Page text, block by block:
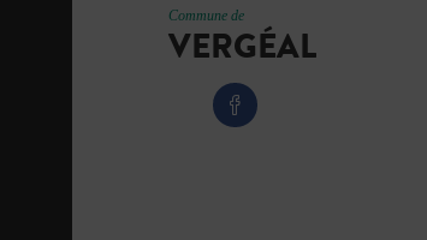
Commune de
VERGÉAL